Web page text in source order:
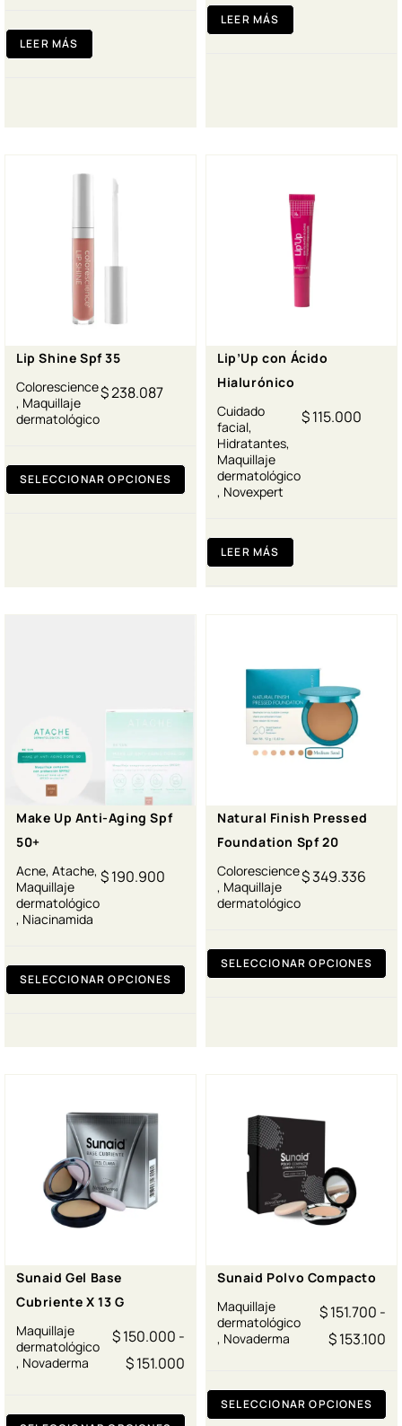
LEER MÁS
LEER MÁS
Lip Shine Spf 35
Colorescience
, Maquillaje
dermatológico
$238.087
SELECCIONAR OPCIONES
Lip’Up con Ácido
Hialurónico
Cuidado
facial,
Hidratantes,
Maquillaje
dermatológico
, Novexpert
$115.000
LEER MÁS
Make Up Anti-Aging Spf
50+
Acne, Atache,
Maquillaje
dermatológico
, Niacinamida
$190.900
SELECCIONAR OPCIONES
Natural Finish Pressed
Foundation Spf 20
Colorescience
, Maquillaje
dermatológico
$349.336
SELECCIONAR OPCIONES
Sunaid Gel Base
Cubriente X 13 G
Maquillaje
dermatológico
, Novaderma
$150.000 -
$151.000
Sunaid Polvo Compacto
Maquillaje
dermatológico
, Novaderma
$151.700 -
$153.100
SELECCIONAR OPCIONES